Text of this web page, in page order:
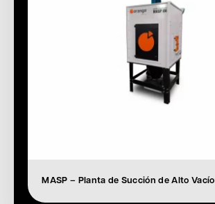
MASP – Planta de Succión de Alto Vacío